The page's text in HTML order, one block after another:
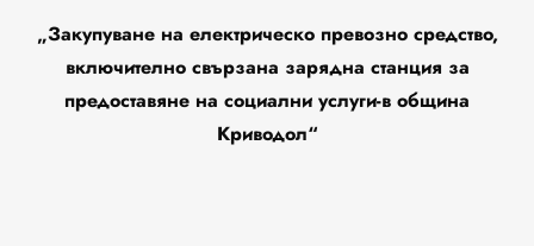
„Закупуване на електрическо превозно средство,
включително свързана зарядна станция за
предоставяне на социални услуги-в община
Криводол“